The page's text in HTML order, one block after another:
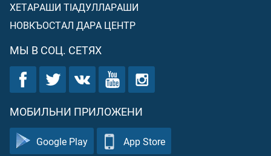
ХЕТАРАШИ ТIАДУЛЛАРАШИ
НОВКЪОСТАЛ ДАРА ЦЕНТР
МЫ В СОЦ. СЕТЯХ
МОБИЛЬНИ ПРИЛОЖЕНИ
Google Play App Store